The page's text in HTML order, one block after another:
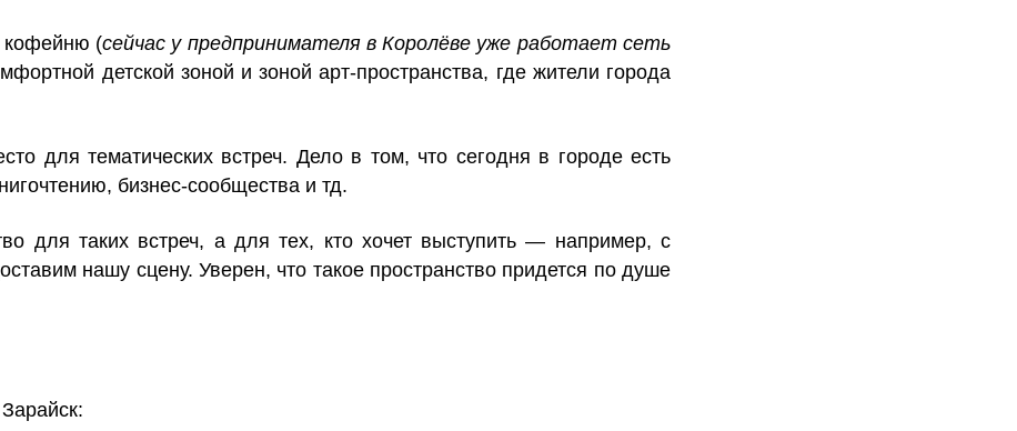
кофейню (сейчас у предпринимателя в Королёве уже работает сеть
детской зоной и зоной арт-пространства, где жители города
для тематических встреч. Дело в том, что сегодня в городе есть
бизнес-сообщества и тд.
для таких встреч, а для тех, кто хочет выступить — например, с
нашу сцену. Уверен, что такое пространство придется по душе